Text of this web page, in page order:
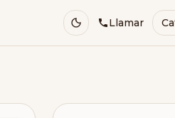
Llamar